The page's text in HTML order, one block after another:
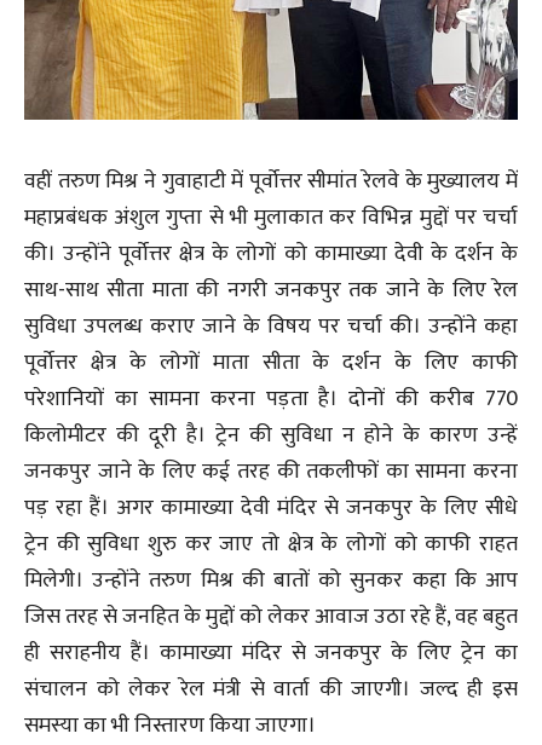
वहीं तरुण मिश्र ने गुवाहाटी में पूर्वोत्तर सीमांत रेलवे के मुख्यालय में
महाप्रबंधक अंशुल गुप्ता से भी मुलाकात कर विभिन्न मुद्दों पर चर्चा
की। उन्होंने पूर्वोत्तर क्षेत्र के लोगों को कामाख्या देवी के दर्शन के
साथ-साथ सीता माता की नगरी जनकपुर तक जाने के लिए रेल
सुविधा उपलब्ध कराए जाने के विषय पर चर्चा की। उन्होंने कहा
पूर्वोत्तर क्षेत्र के लोगों माता सीता के दर्शन के लिए काफी
परेशानियों का सामना करना पड़ता है। दोनों की करीब 770
किलोमीटर की दूरी है। ट्रेन की सुविधा न होने के कारण उन्हें
जनकपुर जाने के लिए कई तरह की तकलीफों का सामना करना
पड़ रहा हैं। अगर कामाख्या देवी मंदिर से जनकपुर के लिए सीधे
ट्रेन की सुविधा शुरु कर जाए तो क्षेत्र के लोगों को काफी राहत
मिलेगी। उन्होंने तरुण मिश्र की बातों को सुनकर कहा कि आप
जिस तरह से जनहित के मुद्दों को लेकर आवाज उठा रहे हैं, वह बहुत
ही सराहनीय हैं। कामाख्या मंदिर से जनकपुर के लिए ट्रेन का
संचालन को लेकर रेल मंत्री से वार्ता की जाएगी। जल्द ही इस
समस्या का भी निस्तारण किया जाएगा।